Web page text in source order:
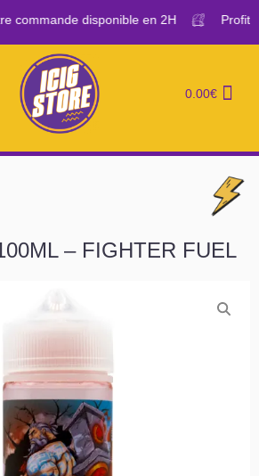
commande disponible en 2H
0.00€
– FIGHTER FUEL